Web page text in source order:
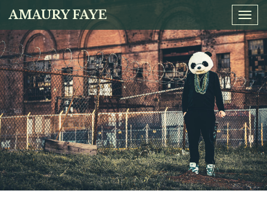
AMAURY FAYE